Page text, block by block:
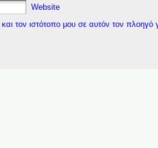
Website
τον ιστότοπο μου σε αυτόν τον